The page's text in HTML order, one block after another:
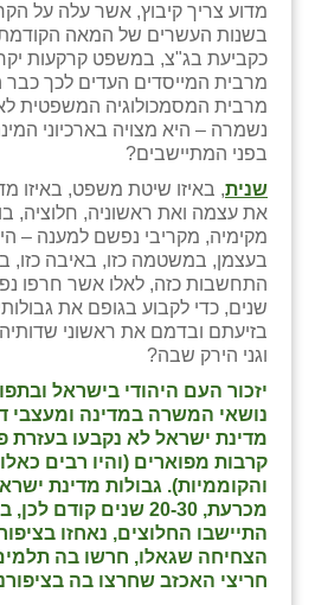
מדוע צריך קיבוץ, אשר עלה על
בשנות העשרים של המאה
כקביעת בג"צ, במשפט קרקעות
מרבית המייסדים העדים לכך כבר
מרבית המסמכולוגיה המשפטית
נשמרה – היא מצויה בארכיוני
בפני המתיישבים?
שנית, באיזו שיטת משפט, באיזו
את עצמה ואת ראשוניה, חלוציה,
מקימיה, מקריבי נפשם למענה –
בעצמן, במשטמה כזו, באיבה כזו,
התחשבות כזה, לאלו אשר חרפו
שנים, כדי לקבוע בגופם את
בזיעתם ובדמם את ראשוני
וגני הירק שבה?
יזכור העם היהודי בישראל
נושאי המשרה במדינה ומעצבי
מדינת ישראל לא נקבעו בעזרת
קרבות מפוארים (והיו רבים
והקוממיות). גבולות מדינת
מכרעת, 20-30 שנים
התיישבו החלוצים, נאחזו
הצחיחה שגאלו, חרשו בה
חריצי האכזב שחרצו בה
מגשימים
מישר
מכורה
מנחמיה
נאות הכיכר
נווה אטי״ב
נהריה (אג״ש)
ניר צבי
עין חצבה
עין תמר
עמרים
קורנית
קלחים